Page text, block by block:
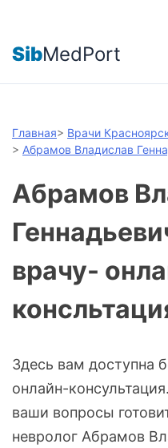
SibMedPort
Главная> Врачи
> Абрамов Владислав
Абрамов
врачу-
Здесь вам доступна
онлайн-
ваши вопросы
невролог Абрамов